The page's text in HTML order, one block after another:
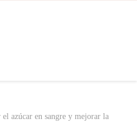
azúcar en sangre y mejorar la